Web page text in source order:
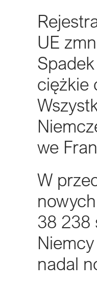
UE
ciężkie
we
W
38 238
nadal